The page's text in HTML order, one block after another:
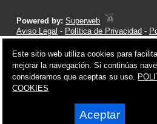
Powered by:Superweb
Aviso Legal - Política de Privacidad -
Este sitio web utiliza cookies para
mejorar la navegación. Si continúas
consideramos que aceptas su uso.
COOKIES
Aceptar